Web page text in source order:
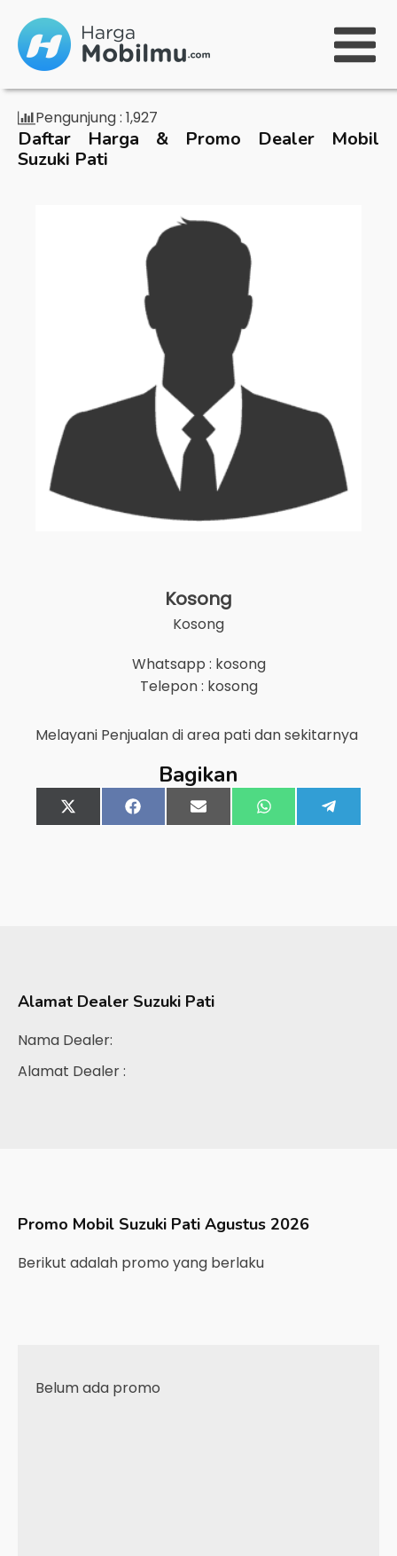
Pengunjung : 1,927
Daftar Harga & Promo Dealer Mobil
Suzuki Pati
Kosong
Kosong
Whatsapp : kosong
Telepon : kosong
Melayani Penjualan di area patidan sekitarnya
Bagikan
Share
on
X
(Twitter)
Share
on
FacebookShare
on
Email Share
on
WhatsApp
on
Alamat Dealer Suzuki Pati
Nama Dealer:
Alamat Dealer :
Promo Mobil Suzuki Pati Agustus 2026
Berikut adalah promo yang berlaku
Belum ada promo